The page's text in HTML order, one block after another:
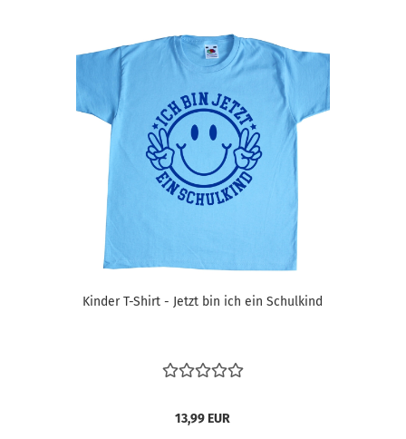
Kinder T-Shirt - Jetzt bin ich ein Schulkind
13,99 EUR